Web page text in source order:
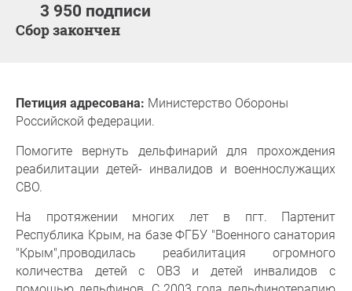
3 950 подписи
Сбор закончен
Петиция адресована: Министерство Обороны
Российской федерации.
Помогите вернуть дельфинарий для прохождения
реабилитации детей- инвалидов и военнослужащих
СВО.
На протяжении многих лет в пгт. Партенит
Республика Крым, на базе ФГБУ "Военного санатория
"Крым",проводилась реабилитация огромного
количества детей с ОВЗ и детей инвалидов с